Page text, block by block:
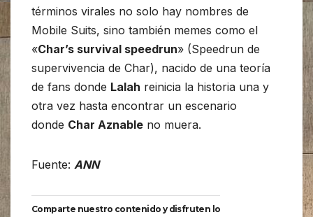
términos virales no solo hay nombres de
Mobile Suits, sino también memes como el
«Char’s survival speedrun» (Speedrun de
supervivencia de Char), nacido de una teoría
de fans donde Lalah reinicia la historia una y
otra vez hasta encontrar un escenario
donde Char Aznable no muera.
Fuente: ANN
Comparte nuestro contenido y disfruten lo